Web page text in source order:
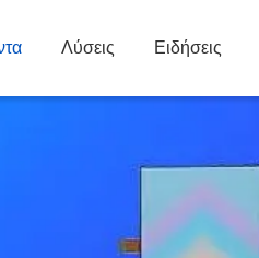
Λύσεις Ειδήσεις